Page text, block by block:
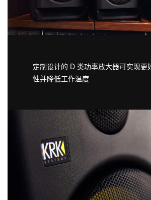
定制设计的 D 类功率放大器可实现更
性并降低工作温度